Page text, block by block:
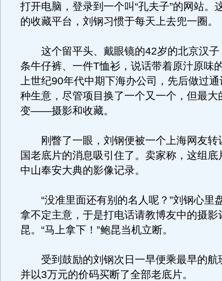
打开电脑，登录到一个叫“孔夫子”的网站。
的收藏平台，刘钢习惯于每天上去兜一圈。
这个留平头、戴眼镜的42岁的北京汉子
条牛仔裤、一件T恤衫，说话带着原汁原味
上世纪90年代中期下海办公司，先后做过
种生意，尽管项目换了一个又一个，但最大
变——摄影和收藏。
刚瞥了一眼，刘钢便被一个上海网友转
国老底片的消息吸引住了。卖家称，这组底
中山奉安大典的影像记录。
“没准里面还有别的名人呢？”刘钢心里
拿不定主意，于是打电话请教博友中的摄影
昆。“马上拿下！”鲍昆当机立断。
受到鼓励的刘钢次日一早便乘最早的航
并以3万元的价码买断了全部老底片。